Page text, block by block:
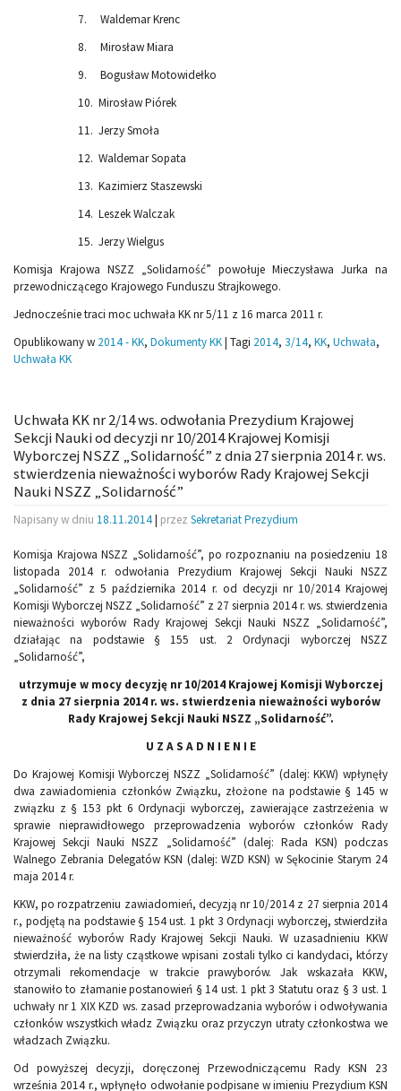
7. Waldemar Krenc
8. Mirosław Miara
9. Bogusław Motowidełko
10. Mirosław Piórek
11. Jerzy Smoła
12. Waldemar Sopata
13. Kazimierz Staszewski
14. Leszek Walczak
15. Jerzy Wielgus
Komisja Krajowa NSZZ „Solidarność” powołuje Mieczysława Jurka na
przewodniczącego Krajowego Funduszu Strajkowego.
Jednocześnie traci moc uchwała KK nr 5/11 z 16 marca 2011 r.
Opublikowany w 2014 - KK, Dokumenty KK| Tagi 2014, 3/14, KK, Uchwała,
Uchwała KK
Uchwała KK nr 2/14 ws. odwołania Prezydium Krajowej
Sekcji Nauki od decyzji nr 10/2014 Krajowej Komisji
Wyborczej NSZZ „Solidarność” z dnia 27 sierpnia 2014 r. ws.
stwierdzenia nieważności wyborów Rady Krajowej Sekcji
Nauki NSZZ „Solidarność”
Napisany w dniu 18.11.2014| przez Sekretariat Prezydium
Komisja Krajowa NSZZ „Solidarność”, po rozpoznaniu na posiedzeniu 18
listopada 2014 r. odwołania Prezydium Krajowej Sekcji Nauki NSZZ
„Solidarność” z 5 października 2014 r. od decyzji nr 10/2014 Krajowej
Komisji Wyborczej NSZZ „Solidarność” z 27 sierpnia 2014 r. ws. stwierdzenia
nieważności wyborów Rady Krajowej Sekcji Nauki NSZZ „Solidarność”,
działając na podstawie § 155 ust. 2 Ordynacji wyborczej NSZZ
„Solidarność”,
utrzymuje w mocy decyzję nr 10/2014 Krajowej Komisji Wyborczej
z dnia 27 sierpnia 2014 r. ws. stwierdzenia nieważności wyborów
Rady Krajowej Sekcji Nauki NSZZ „Solidarność”.
U Z A S A D N I E N I E
Do Krajowej Komisji Wyborczej NSZZ „Solidarność” (dalej: KKW) wpłynęły
dwa zawiadomienia członków Związku, złożone na podstawie § 145 w
związku z § 153 pkt 6 Ordynacji wyborczej, zawierające zastrzeżenia w
sprawie nieprawidłowego przeprowadzenia wyborów członków Rady
Krajowej Sekcji Nauki NSZZ „Solidarność” (dalej: Rada KSN) podczas
Walnego Zebrania Delegatów KSN (dalej: WZD KSN) w Sękocinie Starym 24
maja 2014 r.
KKW, po rozpatrzeniu zawiadomień, decyzją nr 10/2014 z 27 sierpnia 2014
r., podjętą na podstawie § 154 ust. 1 pkt 3 Ordynacji wyborczej, stwierdziła
nieważność wyborów Rady Krajowej Sekcji Nauki. W uzasadnieniu KKW
stwierdziła, że na listy cząstkowe wpisani zostali tylko ci kandydaci, którzy
otrzymali rekomendacje w trakcie prawyborów. Jak wskazała KKW,
stanowiło to złamanie postanowień § 14 ust. 1 pkt 3 Statutu oraz § 3 ust. 1
uchwały nr 1 XIX KZD ws. zasad przeprowadzania wyborów i odwoływania
członków wszystkich władz Związku oraz przyczyn utraty członkostwa we
władzach Związku.
Od powyższej decyzji, doręczonej Przewodniczącemu Rady KSN 23
września 2014 r., wpłynęło odwołanie podpisane w imieniu Prezydium KSN